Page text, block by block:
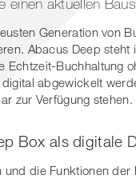
Generation von
Abacus Deep
Echtzeit-Buchhaltung
abgewickelt
zur Verfügung stehen.
Box als digitale
und die Funktionen